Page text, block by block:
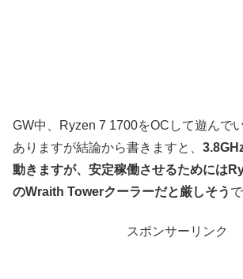
GW中、Ryzen 7 1700をOCして遊んで
ありますが結論から書きますと、
動きますが、安定稼働させるためには
のWraith Towerクーラーだと厳しそう
スポンサーリンク